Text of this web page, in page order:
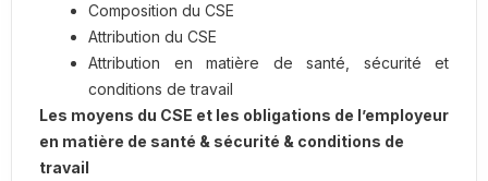
Composition du CSE
Attribution du CSE
Attribution en matière de santé, sécurité et
conditions de travail
Les moyens du CSE et les obligations de l’employeur
en matière de santé & sécurité & conditions de
travail